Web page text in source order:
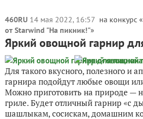
460RU 14 мая 2022, 16:57 на конкурс «
от Starwind "На пикник!"»
Яркий овощной гарнир
Для такого вкусного, полезного и
гарнира подойдут любые овощи
Можно приготовить на природе —
гриле. Будет отличный гарнир «с
шашлыкам, сосискам, домашним